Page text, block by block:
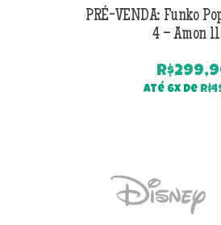
PRÉ-VENDA: Funko
4 – Amon
R$
Até 6x de R$